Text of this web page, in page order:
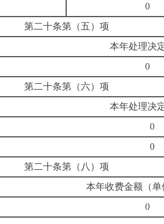
0
第二十条第（五）项
本年处理决
0
第二十条第（六）项
本年处理决
0
0
第二十条第（八）项
本年收费金额（单
0